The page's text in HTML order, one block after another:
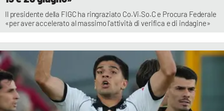
Il presidente della FIGC ha ringraziato Co.Vi.So.C e Procura Federale
«per aver accelerato al massimo l'attività di verifica e di indagine»